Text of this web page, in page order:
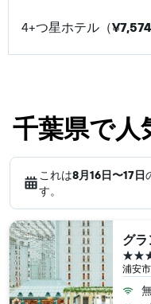
4+つ星ホテル（¥7,574
千葉県で人
これは8月16日​〜17日
す。
グ
浦安
4つ